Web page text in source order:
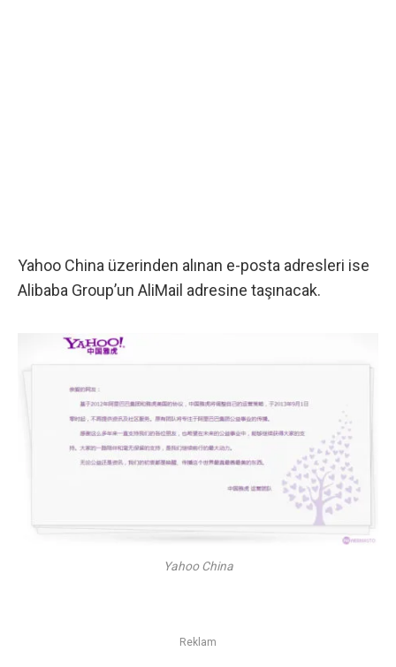
Yahoo China üzerinden alınan e-posta adresleri ise
Alibaba Group’un AliMail adresine taşınacak.
Yahoo China
Reklam